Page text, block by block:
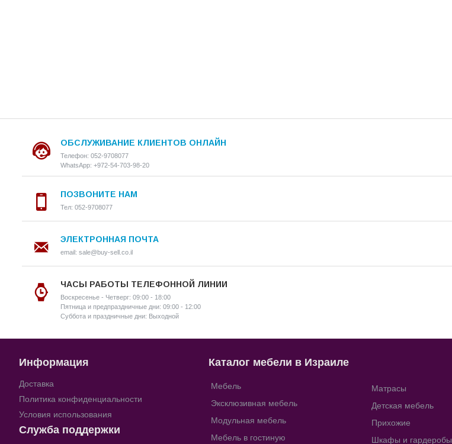
ОБСЛУЖИВАНИЕ КЛИЕНТОВ ОНЛАЙН
Телефон: 052-9708077
WhatsApp: +972-54-703-98-20
ПОЗВОНИТЕ НАМ
Тел: 052-9708077
ЭЛЕКТРОННАЯ ПОЧТА
email: sale@buy-sell.co.il
ЧАСЫ РАБОТЫ ТЕЛЕФОННОЙ ЛИНИИ
Воскресенье - Четверг: 09:00 - 18:00
Пятница и предпраздничные дни: 09:00 - 12:00
Суббота и праздничные дни: Выходной
Информация
Доставка
Политика конфиденциальности
Условия использования
Служба поддержки
Каталог мебели в Израиле
Мебель
Эксклюзивная мебель
Модульная мебель
Мебель в гостиную
Матрасы
Детская мебель
Прихожие
Шкафы и гардеробы